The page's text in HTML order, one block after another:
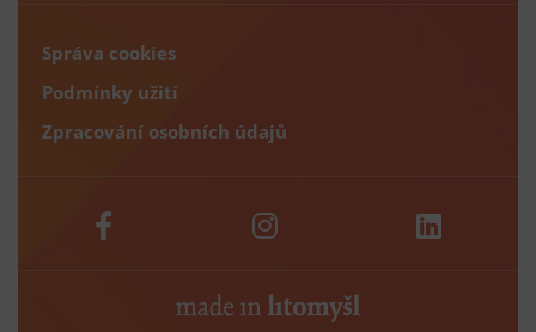
Správa cookies
Podmínky užití
Zpracování osobních údajů